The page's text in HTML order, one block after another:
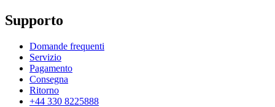
Supporto
Domande frequenti
Servizio
Pagamento
Consegna
Ritorno
+44 330 8225888